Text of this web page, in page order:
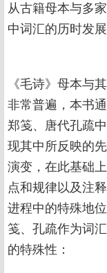
从古籍母本与多
中词汇的历时发
《毛诗》母本与
非常普遍，本书
郑笺、唐代孔疏
现其中所反映的
演变，在此基础
点和规律以及注
进程中的特殊地
笺、孔疏作为词
的特殊性：